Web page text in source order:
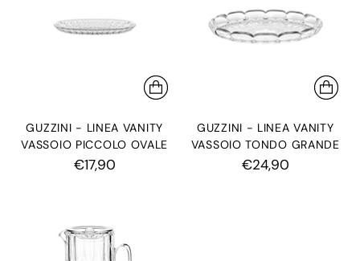
GUZZINI - LINEA VANITY
VASSOIO PICCOLO OVALE
€17,90
GUZZINI - LINEA VANITY
VASSOIO TONDO GRANDE
€24,90